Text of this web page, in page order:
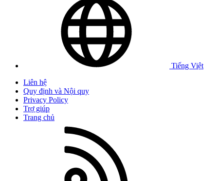
Tiếng Việt
Liên hệ
Quy định và Nội quy
Privacy Policy
Trợ giúp
Trang chủ